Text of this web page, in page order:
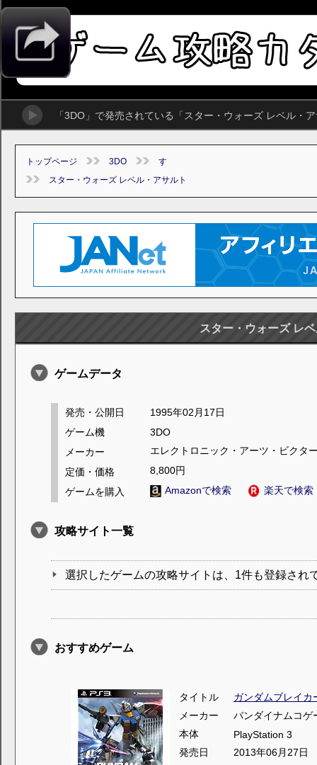
「3DO」で発売されている「スター・ウォーズ レベル・
トップページ 3DO
す
スター・ウォーズ レベル・アサルト
スター・ウォーズ レ
ゲームデータ
発売・公開日
1995年02月17日
ゲーム機
3DO
メーカー
エレクトロニック・アーツ・ビクタ
定価・価格
8,800円
ゲームを購入
Amazonで検索 楽天で検索
攻略サイト一覧
選択したゲームの攻略サイトは、1件も登録され
おすすめゲーム
タイトル
ガンダムブレイカ
メーカー
バンダイナムコゲ
本体
PlayStation 3
発売日
2013年06月27日